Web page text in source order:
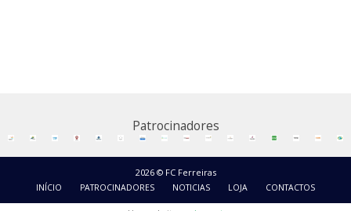
Patrocinadores
2026 © FC Ferreiras
INÍCIO PATROCINADORES NOTICIAS LOJA CONTACTOS